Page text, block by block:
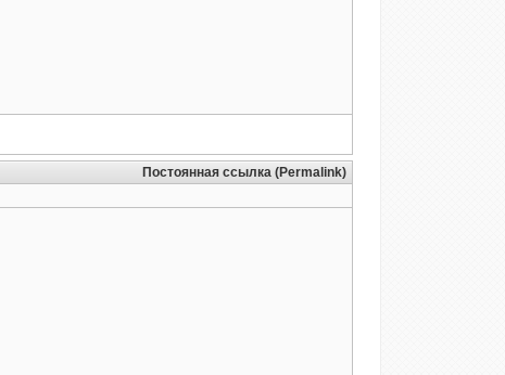
Постоянная ссылка (Permalink)